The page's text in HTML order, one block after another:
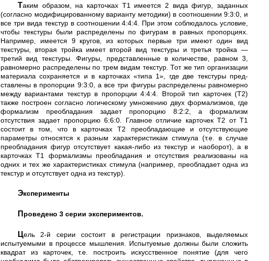
Таким образом, на карточках Т1 имеется 2 вида фигур, заданных
(согласно модифицированному варианту методи­ки) в соотношении 9:3:0, и
все три вида текстур в соотно­шении 4:4:4. При этом соблюдалось условие,
чтобы тексту­ры были распределены по фигурам в равных пропорциях.
Например, имеется 9 кругов, из которых первые три имеют один вид
текстуры, вторая тройка имеет второй вид текстуры и третья тройка —
третий вид текстуры. Фигуры, представ­ленные в количестве, равном 3,
равномерно распределены по трем видам текстур. Тот же тип организации
материала сохраняется и в карточках «типа 1», где две текстуры пред­
ставлены в пропорции 9:3:0, а все три фигуры распределены равномерно
между вариантами текстур в пропорции 4:4:4. Второй тип карточек (Т2)
также построен согласно логичес­кому умножению двух формализмов, где
формализм преоб­ладания задает пропорцию 8:2:2, а формализм
отсутствия задает пропорцию 6:6:0. Главное отличие карточек Т2 от Т1
состоит в том, что в карточках Т2 преобладающие и отсут­ствующие
параметры относятся к разным характеристикам стимула (т.е. в случае
преобладания фигур отсутствует ка­кая-либо из текстур и наоборот), а в
карточках Т1 форма­лизмы преобладания и отсутствия реализованы на
одних и тех же характеристиках стимула (например, преобладает одна из
текстур и отсутствует одна из текстур).
Эксперименты
Проведено 3 серии экспериментов.
Цель 2-й серии состоит в регистрации признаков, вы­деляемых
испытуемыми в процессе мышления. Испытуе­мые должны были сложить
квадрат из карточек, т.е. постро­ить искусственное понятие (для чего